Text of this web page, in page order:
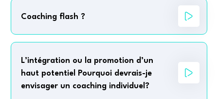
Coaching flash ?
L’intégration ou la promotion d’un
haut potentiel Pourquoi devrais-je
envisager un coaching individuel?